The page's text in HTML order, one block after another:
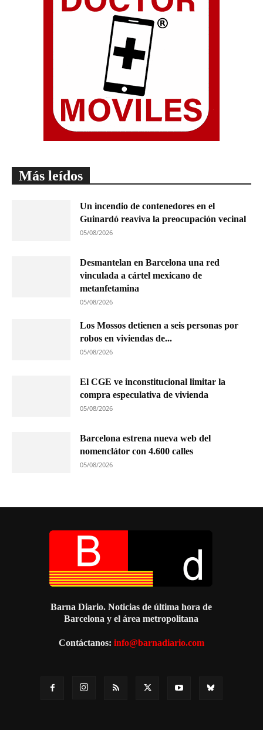
Más leídos
Un incendio de contenedores en el
Guinardó reaviva la preocupación vecinal
05/08/2026
Desmantelan en Barcelona una red
vinculada a cártel mexicano de
metanfetamina
05/08/2026
Los Mossos detienen a seis personas por
robos en viviendas de...
05/08/2026
El CGE ve inconstitucional limitar la
compra especulativa de vivienda
05/08/2026
Barcelona estrena nueva web del
nomenclátor con 4.600 calles
05/08/2026
Barna Diario. Noticias de última hora de
Barcelona y el área metropolitana
Contáctanos: info@barnadiario.com